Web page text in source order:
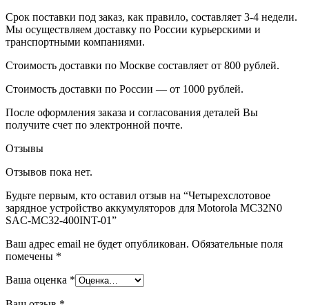
Срок поставки под заказ, как правило, составляет 3-4 недели.
Мы осуществляем доставку по России курьерскими и
транспортными компаниями.
Стоимость доставки по Москве составляет от 800 рублей.
Стоимость доставки по России — от 1000 рублей.
После оформления заказа и согласования деталей Вы
получите счет по электронной почте.
Отзывы
Отзывов пока нет.
Будьте первым, кто оставил отзыв на “Четырехслотовое
зарядное устройство аккумуляторов для Motorola MC32N0
SAC-MC32-400INT-01”
Ваш адрес email не будет опубликован. Обязательные поля
помечены *
Ваша оценка *